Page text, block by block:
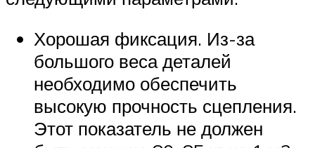
Хорошая фиксация. Из-за
большого веса деталей
необходимо обеспечить
высокую прочность сцепления.
Этот показатель не должен